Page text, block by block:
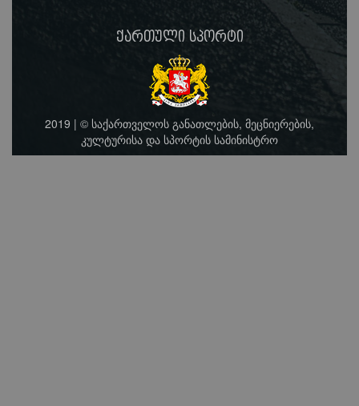
ქართული სპორტი
2019 | © საქართველოს განათლების, მეცნიერების,
კულტურისა და სპორტის სამინისტრო